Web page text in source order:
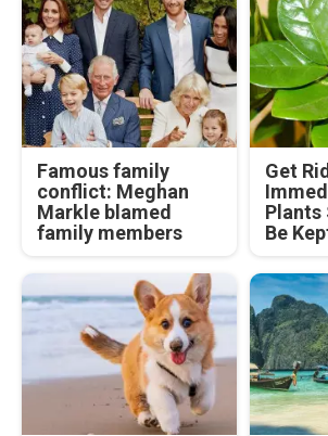
Famous family
conflict: Meghan
Markle blamed
family members
Get
Plants
Be